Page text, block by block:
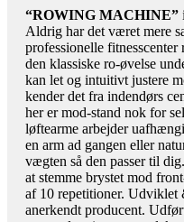
“ROWING MACHINE”
Aldrig har det været mere
professionelle
den klassiske ro-øvelse
kan let og intuitivt justere
kender det fra indendørs
her er mod-stand nok for
løftearme arbejder
en arm ad gangen eller
vægten så den passer til
at stemme brystet mod
af 10 repetitioner. Udviklet
anerkendt producent.